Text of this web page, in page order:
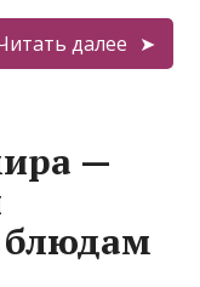
далее
—
блюдам